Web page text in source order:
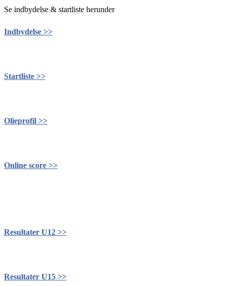
Se indbydelse & startliste herunder
Indbydelse >>
Startliste >>
Olieprofil >>
Online score >>
Resultater U12 >>
Resultater U15 >>